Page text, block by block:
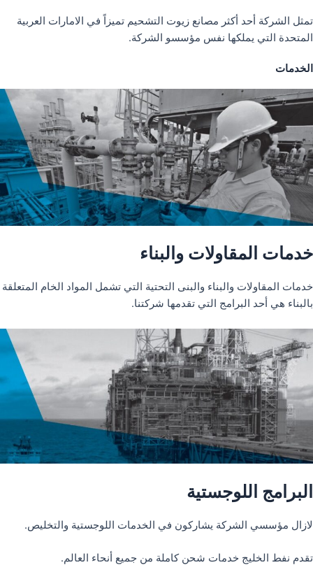
تمثل الشركة أحد أكثر مصانع زيوت التشحيم تميزاً في الامارات العربية
المتحدة التي يملكها نفس مؤسسو الشركة.
الخدمات
خدمات المقاولات والبناء
خدمات المقاولات والبناء والبنى التحتية التي تشمل المواد الخام المتعلقة
بالبناء هي أحد البرامج التي تقدمها شركتنا.
البرامج اللوجستية
لازال مؤسسي الشركة يشاركون في الخدمات اللوجستية والتخليص.
تقدم نفط الخليج خدمات شحن كاملة من جميع أنحاء العالم.